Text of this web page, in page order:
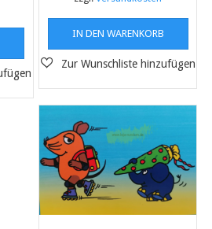
IN DEN WARENKORB